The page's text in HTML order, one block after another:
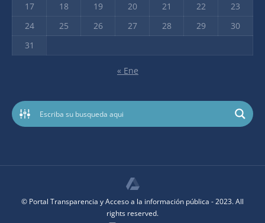
17
18 19 20 21 22
23
24
25 26 27 28 29
30
31
« Ene
© Portal Transparencia y Acceso a la información pública - 2023. All
rights reserved.